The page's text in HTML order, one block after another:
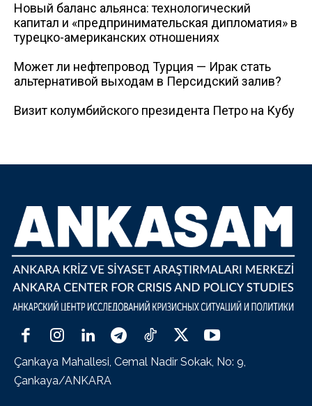
Новый баланс альянса: технологический
капитал и «предпринимательская дипломатия» в
турецко-американских отношениях
Может ли нефтепровод Турция — Ирак стать
альтернативой выходам в Персидский залив?
Визит колумбийского президента Петро на Кубу
Çankaya Mahallesi, Cemal Nadir Sokak, No: 9,
Çankaya/ANKARA